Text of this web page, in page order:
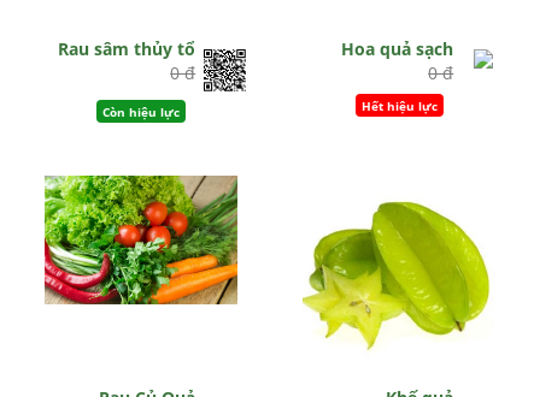
Rau sâm thủy tổ
0 đ
Còn hiệu lực
Hoa quả sạch
0 đ
Hết hiệu lực